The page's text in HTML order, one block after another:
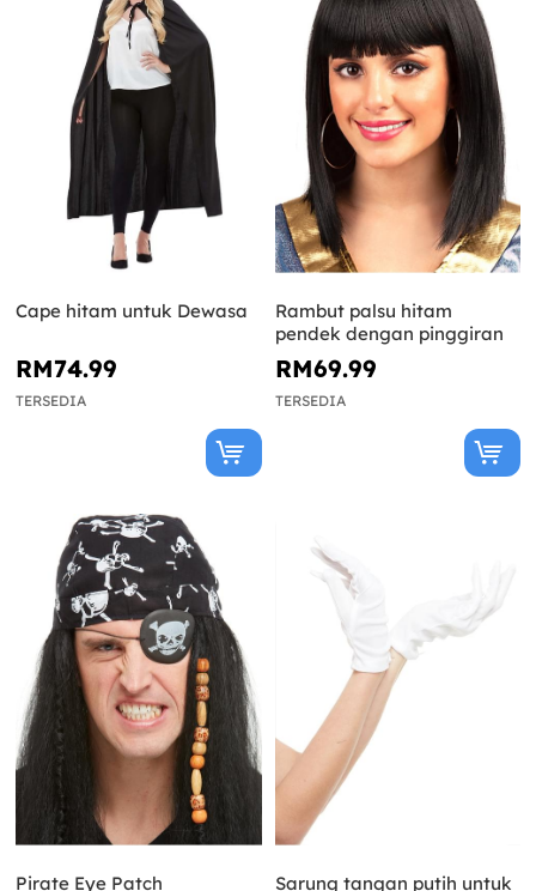
Cape hitam untuk Dewasa
RM74.99
TERSEDIA
Rambut palsu hitam
pendek dengan pinggiran
RM69.99
TERSEDIA
Pirate Eye Patch Sarung tangan putih untuk